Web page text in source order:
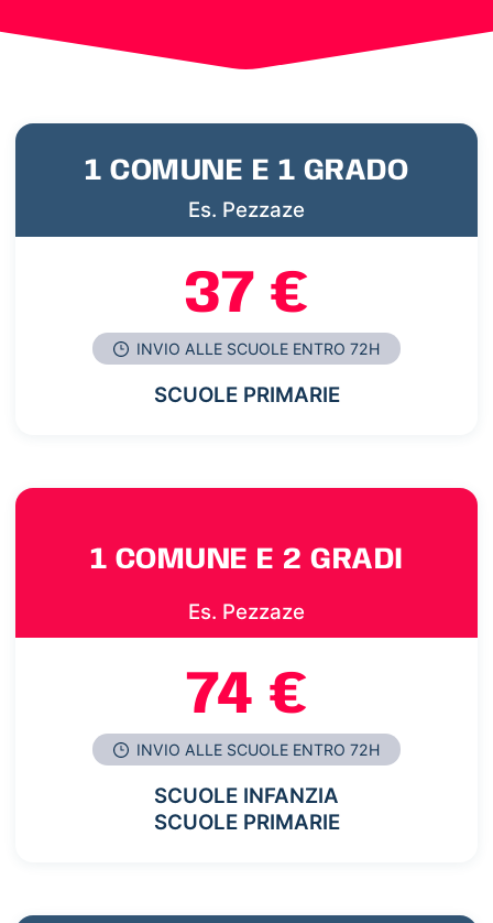
1 COMUNE E 1 GRADO
Es. Pezzaze
37 €
INVIO ALLE SCUOLE ENTRO 72H
SCUOLE PRIMARIE
1 COMUNE E 2 GRADI
Es. Pezzaze
74 €
INVIO ALLE SCUOLE ENTRO 72H
SCUOLE INFANZIA
SCUOLE PRIMARIE